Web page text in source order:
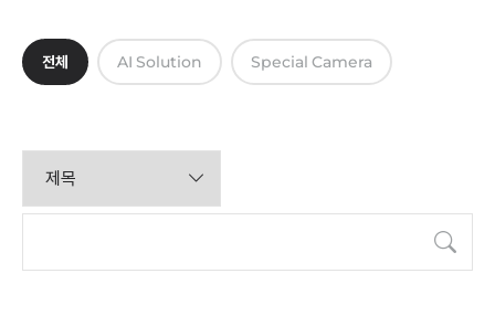
전체 AI Solution Special Camera
검색